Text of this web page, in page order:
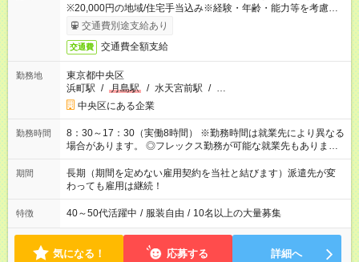
※20,000円の地域/住宅手当込み※経験・年齢・能力等を考慮し
て加給・優遇します。★同一就業先で1年以上継続したら月1万
円の継続手当支給
交通費別途支給あり
交通費 交通費全額支給
勤務地
東京都中央区
浜町駅 / 月島駅 / 水天宮前駅 / …
中央区にある企業
勤務時間
8：30～17：30（実働8時間） ※勤務時間は就業先により異なる
場合があります。 ◎フレックス勤務が可能な就業先もありま
す。 ◎今よりもさらに働きやすい環境をつくるべく、 働き方
改革に全社をあげて取り組んでいます。
期間
長期（期間を定めない雇用契約を当社と結びます）派遣先が変
わっても雇用は継続！
特徴 40～50代活躍中 / 服装自由 / 10名以上の大量募集
気になる！ 応募する 詳細へ